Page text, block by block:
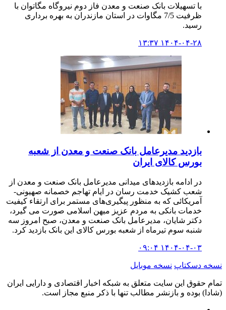
با تسهیلات بانک صنعت و معدن فاز دوم نیروگاه مگاتوان با
ظرفیت 7/5 مگاوات در استان مازندران به بهره برداری
رسید.
۱۴۰۴-۰۴-۲۸ ۱۳:۳۷
بازدید مدیرعامل بانک صنعت و معدن از شعبه
بورس کالای ایران
در ادامه بازدیدهای میدانی مدیرعامل بانک صنعت و معدن از
شعب کشیک خدمت رسان در ایام تهاجم خصمانه صهیونی-
آمریکائی که به منظور پیگیری‌های مستمر برای ارتقاء کیفیت
خدمات بانکی به مردم عزیز میهن اسلامی صورت می گیرد،
دکتر شایان، مدیرعامل بانک صنعت و معدن، صبح امروز سه
شنبه سوم تیرماه از شعبه بورس کالای این بانک بازدید کرد.
۱۴۰۴-۰۴-۰۳ ۰۹:۰۴
نسخه دسکتاپ نسخه موبایل
تمام حقوق این سایت متعلق به شبکه اخبار اقتصادی و دارایی ایران
(شادا) بوده و بازنشر مطالب تنها با ذکر منبع مجاز است.